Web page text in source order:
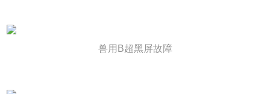
兽用B超黑屏故障